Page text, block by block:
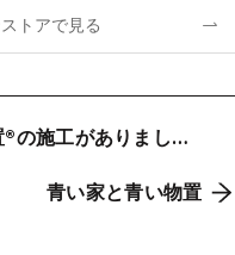
トアで見る
の施工がありまし
青い家と青い物置